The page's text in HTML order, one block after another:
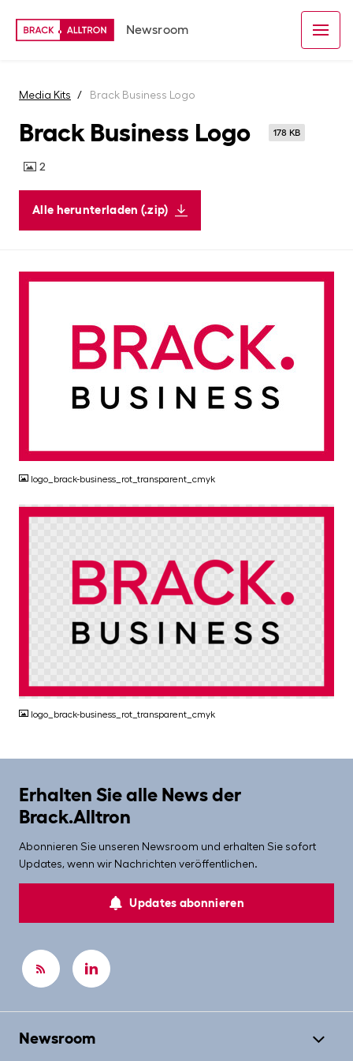
Newsroom
Media Kits Brack Business Logo
Brack Business Logo 178 KB
2
Alle herunterladen (.zip)
JPG
logo_brack-business_rot_transparent_cmyk
PNG
logo_brack-business_rot_transparent_cmyk
Erhalten Sie alle News der
Brack.Alltron
Abonnieren Sie unseren Newsroom und erhalten Sie sofort
Updates, wenn wir Nachrichten veröffentlichen.
Updates abonnieren
Newsroom